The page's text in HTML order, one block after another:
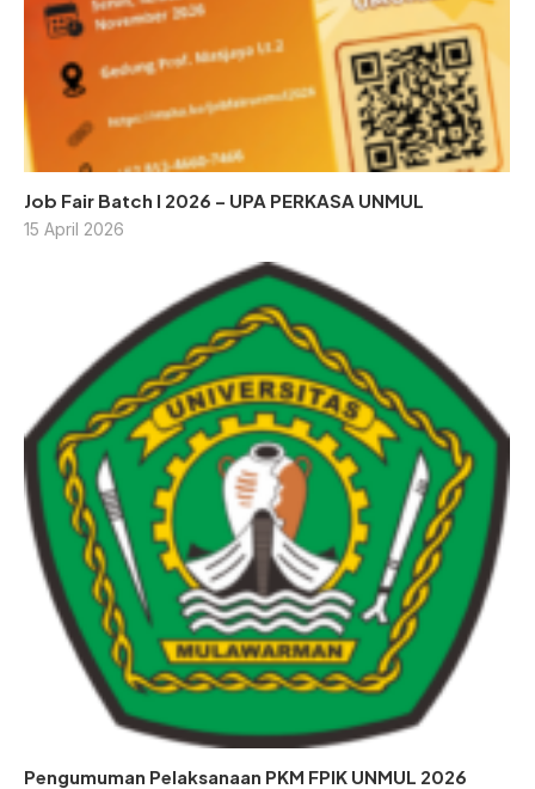
Job Fair Batch I 2026 – UPA PERKASA UNMUL
15 April 2026
Pengumuman Pelaksanaan PKM FPIK UNMUL 2026